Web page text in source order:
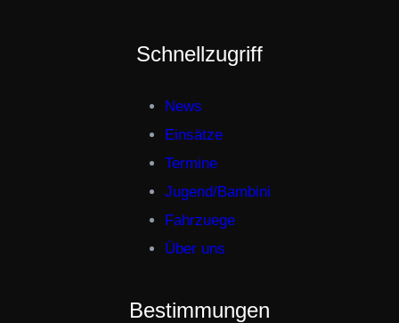
Schnellzugriff
News
Einsätze
Termine
Jugend/Bambini
Fahrzuege
Über uns
Bestimmungen